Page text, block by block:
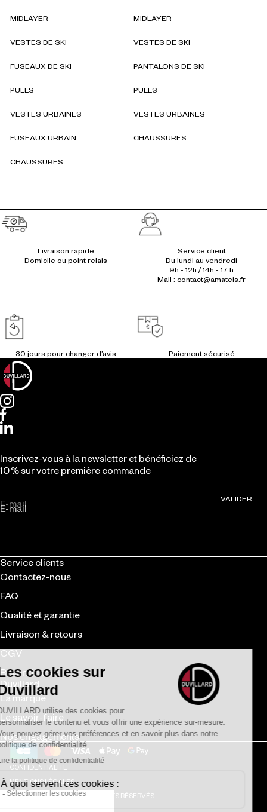
MIDLAYER
VESTES DE SKI
FUSEAUX DE SKI
PULLS
VESTES URBAINES
FUSEAUX URBAIN
CHAUSSURES
MIDLAYER
VESTES DE SKI
PANTALONS DE SKI
PULLS
VESTES URBAINES
CHAUSSURES
Réassurances
Livraison rapide
Service client
Du lundi au vendredi
9h - 12h / 14h - 17 h
Mail : contact@amateis.fr
Inscrivez-vous à la newsletter et bénéficiez de
10 % sur votre première commande
E-mail
VALIDER
Service clients
Contactez-nous
FAQ
Qualité et garantie
Livraison & retours
CGV
Revendeurs
Duvillard
La marque
Le savoir-faire
Nos engagements
Moyens de paiement
LÉGAL
CONFIDENTIALITÉ
MENTIONS LÉGALES
©2026DUVILLARD –TOUS DROITS RÉSERVÉS